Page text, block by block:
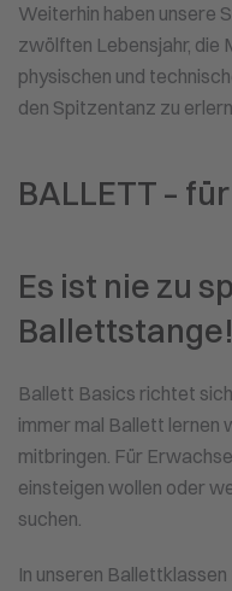
Weiterhin haben unsere
zwölften Lebensjahr,
physischen und
den Spitzentanz zu
BALLETT –
Es ist nie zu
Ballettstange!
Ballett Basics richtet
immer mal Ballett lernen
mitbringen. Für
einsteigen wollen oder
suchen.
In unseren